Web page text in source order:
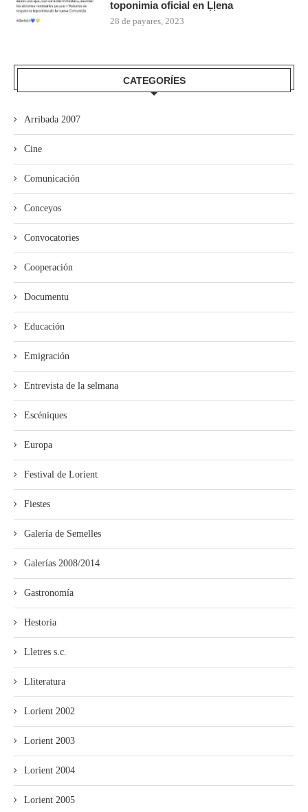
toponimia oficial en Ḷḷena
28 de payares, 2023
CATEGORÍES
Arribada 2007
Cine
Comunicación
Conceyos
Convocatories
Cooperación
Documentu
Educación
Emigración
Entrevista de la selmana
Escéniques
Europa
Festival de Lorient
Fiestes
Galería de Semelles
Galerías 2008/2014
Gastronomía
Hestoria
Lletres s.c.
Lliteratura
Lorient 2002
Lorient 2003
Lorient 2004
Lorient 2005